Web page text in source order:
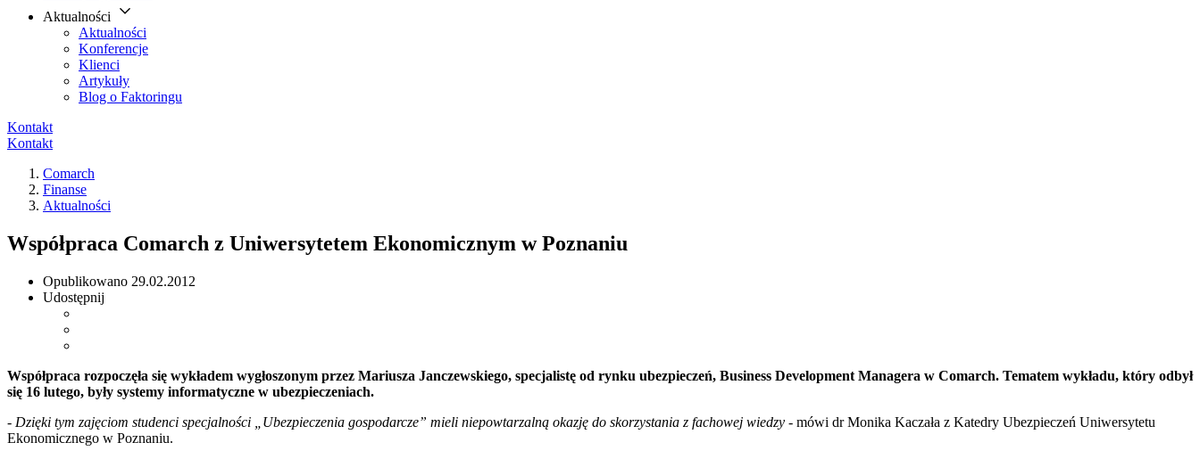
Aktualności
Aktualności
Konferencje
Klienci
Artykuły
Blog o Faktoringu
Kontakt
Kontakt
Comarch
Finanse
Aktualności
Współpraca Comarch z Uniwersytetem Ekonomicznym w Poznaniu
Opublikowano 29.02.2012
Udostępnij
Współpraca rozpoczęła się wykładem wygłoszonym przez Mariusza Janczewskiego, specjalistę od rynku ubezpieczeń, Business Development Managera w Comarch. Tematem wykładu, który odbył
się 16 lutego, były systemy informatyczne w ubezpieczeniach.
- Dzięki tym zajęciom studenci specjalności „Ubezpieczenia gospodarcze” mieli niepowtarzalną okazję do skorzystania z fachowej wiedzy - mówi dr Monika Kaczała z Katedry Ubezpieczeń Uniwersytetu
Ekonomicznego w Poznaniu.